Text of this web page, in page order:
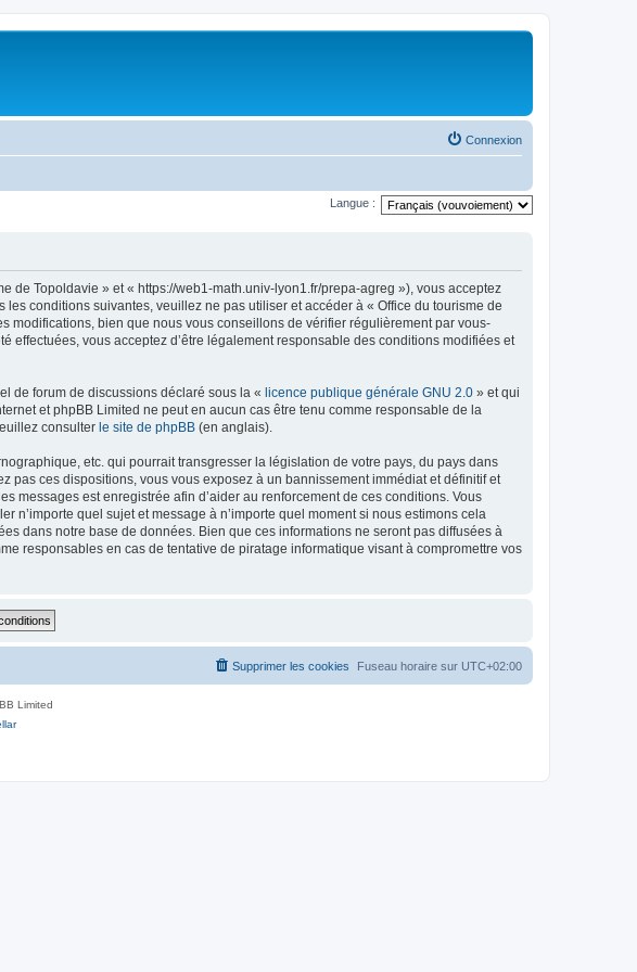
Connexion
Langue :
de Topoldavie » et « https://web1-math.univ-lyon1.fr/prepa-agreg »), vous acceptez
conditions suivantes, veuillez ne pas utiliser et accéder à « Office du tourisme de
modifications, bien que nous vous conseillons de vérifier régulièrement par vous-
effectuées, vous acceptez d’être légalement responsable des conditions modifiées et
de forum de discussions déclaré sous la « licence publique générale GNU 2.0 » et qui
et phpBB Limited ne peut en aucun cas être tenu comme responsable de la
consulter le site de phpBB (en anglais).
etc. qui pourrait transgresser la législation de votre pays, du pays dans
pas ces dispositions, vous vous exposez à un bannissement immédiat et définitif et
messages est enregistrée afin d’aider au renforcement de ces conditions. Vous
n’importe quel sujet et message à n’importe quel moment si nous estimons cela
dans notre base de données. Bien que ces informations ne seront pas diffusées à
responsables en cas de tentative de piratage informatique visant à compromettre vos
Fuseau horaire sur UTC+02:00
Supprimer les cookies
Limited